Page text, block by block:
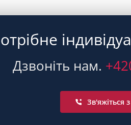
Дзвоніть нам.
Зв'яжіться